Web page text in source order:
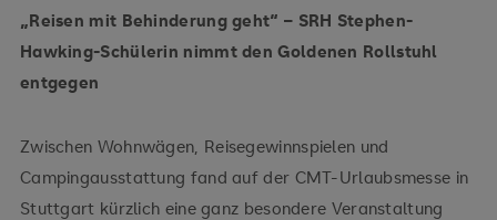
„Reisen mit Behinderung geht“ – SRH Stephen-
Hawking-Schülerin nimmt den Goldenen Rollstuhl
entgegen
Zwischen Wohnwägen, Reisegewinnspielen und
Campingausstattung fand auf der CMT-Urlaubsmesse in
Stuttgart kürzlich eine ganz besondere Veranstaltung